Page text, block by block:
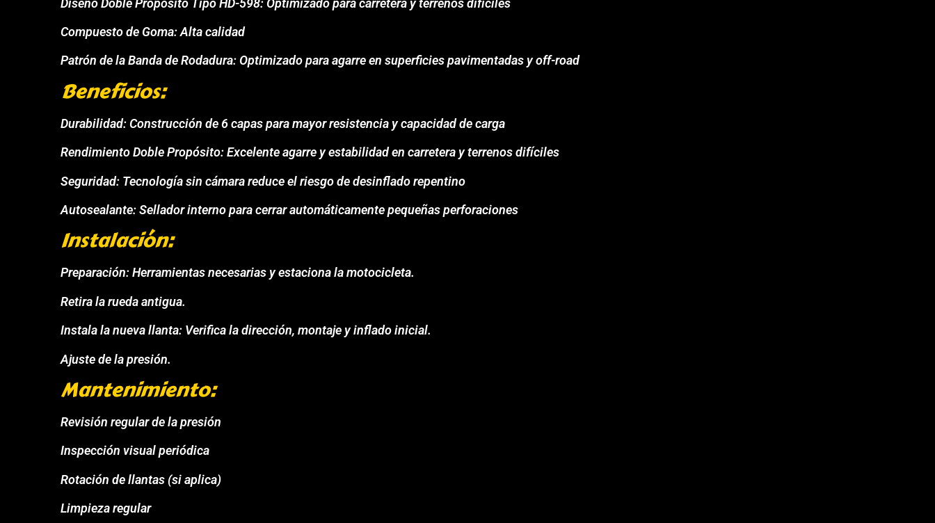
Compuesto de Goma: Alta calidad
Patrón de la Banda de Rodadura: Optimizado para agarre en superficies pavimentadas y off-road
Beneficios:
Durabilidad: Construcción de 6 capas para mayor resistencia y capacidad de carga
Rendimiento Doble Propósito: Excelente agarre y estabilidad en carretera y terrenos difíciles
Seguridad: Tecnología sin cámara reduce el riesgo de desinflado repentino
Autosealante: Sellador interno para cerrar automáticamente pequeñas perforaciones
Instalación:
Preparación: Herramientas necesarias y estaciona la motocicleta.
Retira la rueda antigua.
Instala la nueva llanta: Verifica la dirección, montaje y inflado inicial.
Ajuste de la presión.
Mantenimiento:
Revisión regular de la presión
Inspección visual periódica
Rotación de llantas (si aplica)
Limpieza regular